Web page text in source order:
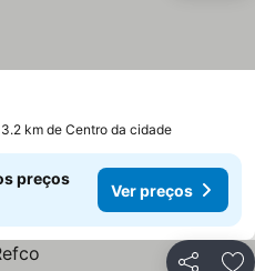
km de Centro da cidade
preços
Ver preços